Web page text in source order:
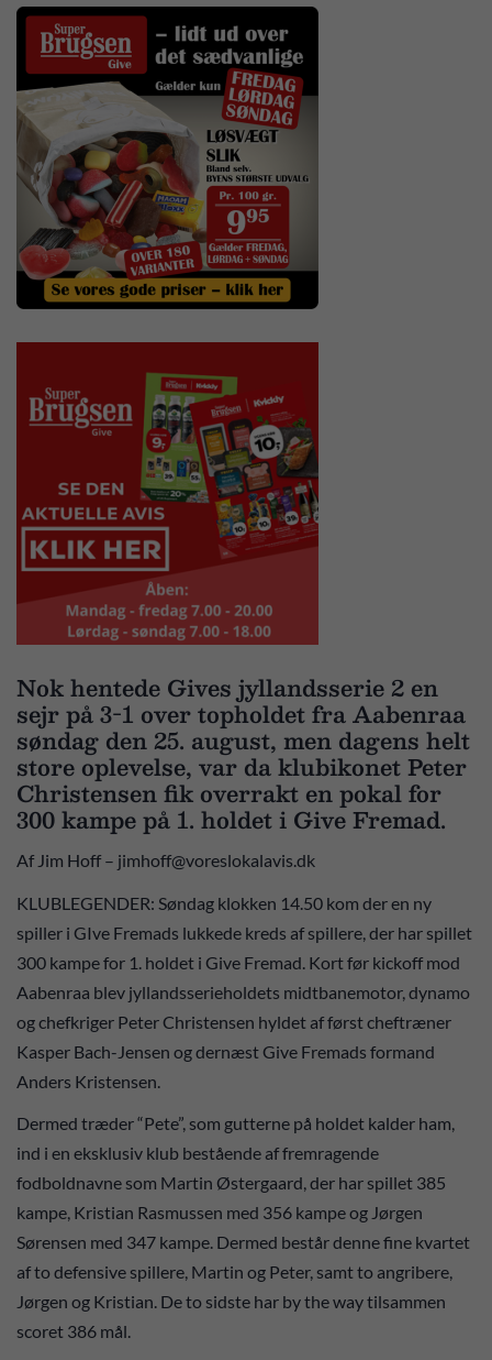
Nok hentede Gives jyllandsserie 2 en
sejr på 3-1 over topholdet fra Aabenraa
søndag den 25. august, men dagens helt
store oplevelse, var da klubikonet Peter
Christensen fik overrakt en pokal for
300 kampe på 1. holdet i Give Fremad.
Af Jim Hoff – jimhoff@voreslokalavis.dk
KLUBLEGENDER: Søndag klokken 14.50 kom der en ny
spiller i GIve Fremads lukkede kreds af spillere, der har spillet
300 kampe for 1. holdet i Give Fremad. Kort før kickoff mod
Aabenraa blev jyllandsserieholdets midtbanemotor, dynamo
og chefkriger Peter Christensen hyldet af først cheftræner
Kasper Bach-Jensen og dernæst Give Fremads formand
Anders Kristensen.
Dermed træder “Pete”, som gutterne på holdet kalder ham,
ind i en eksklusiv klub bestående af fremragende
fodboldnavne som Martin Østergaard, der har spillet 385
kampe, Kristian Rasmussen med 356 kampe og Jørgen
Sørensen med 347 kampe. Dermed består denne fine kvartet
af to defensive spillere, Martin og Peter, samt to angribere,
Jørgen og Kristian. De to sidste har by the way tilsammen
scoret 386 mål.